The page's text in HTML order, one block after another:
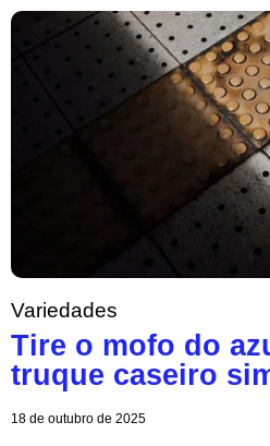
Variedades
Tire o mofo do
truque caseiro
18 de outubro de 2025